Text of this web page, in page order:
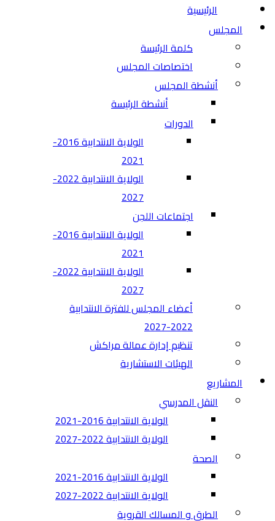
الرئيسية
المجلس
كلمة الرئيسة
اختصاصات المجلس
أنشطة المجلس
أنشطة الرئيسة
الدورات
الولاية الانتدابية 2016-
2021
الولاية الانتدابية 2022-
2027
اجتماعات اللجن
الولاية الانتدابية 2016-
2021
الولاية الانتدابية 2022-
2027
أعضاء المجلس للفترة الانتدابية
2022-2027
تنظيم إدارة عمالة مراكش
الهيئات الاستشارية
المشاريع
النقل المدرسي
الولاية الانتدابية 2016-2021
الولاية الانتدابية 2022-2027
الصحة
الولاية الانتدابية 2016-2021
الولاية الانتدابية 2022-2027
الطرق و المسالك القروية